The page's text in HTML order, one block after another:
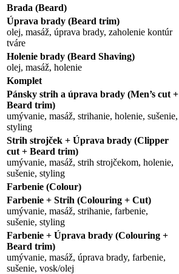
Brada (Beard)
Úprava brady (Beard trim)
olej, masáž, úprava brady, zaholenie kontúr
tváre
Holenie brady (Beard Shaving)
olej, masáž, holenie
Komplet
Pánsky strih a úprava brady (Men’s cut +
Beard trim)
umývanie, masáž, strihanie, holenie, sušenie,
styling
Strih strojček + Úprava brady (Clipper
cut + Beard trim)
umývanie, masáž, strih strojčekom, holenie,
sušenie, styling
Farbenie (Colour)
Farbenie + Strih (Colouring + Cut)
umývanie, masáž, strihanie, farbenie,
sušenie, styling
Farbenie + Úprava brady (Colouring +
Beard trim)
umývanie, masáž, úprava brady, farbenie,
sušenie, vosk/olej